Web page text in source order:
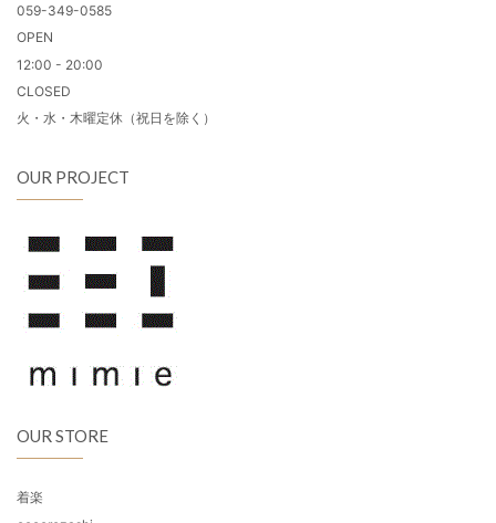
059-349-0585
OPEN
12:00 - 20:00
CLOSED
火・水・木曜定休（祝日を除く）
OUR PROJECT
OUR STORE
着楽